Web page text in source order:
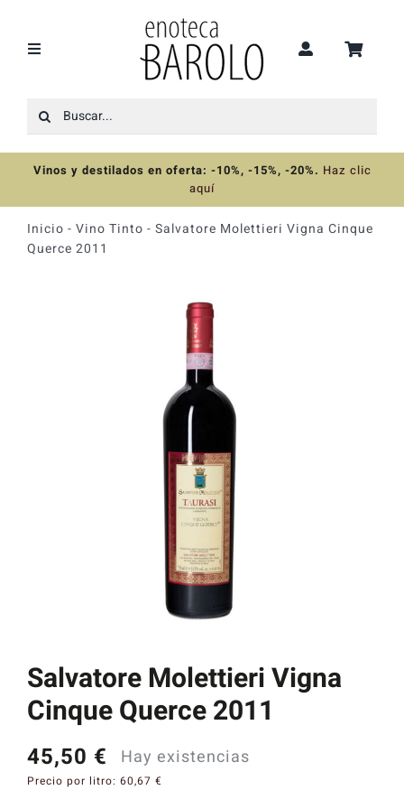
contenido
Toggle
Recomendaciones
Ofertas
Colecciones
Catas y Actividades
Buscar:
Vinos y destilados en oferta: -10%, -15%, -20%. Haz clic
aquí
Inicio - Vino Tinto - Salvatore Molettieri Vigna Cinque
Querce 2011
Salvatore Molettieri Vigna
Cinque Querce 2011
45,50 € Hay existencias
Precio por litro: 60,67 €